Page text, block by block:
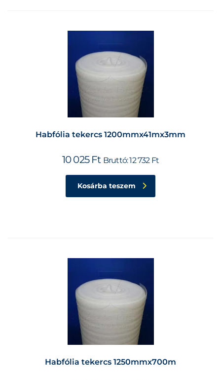
Habfólia tekercs 1200mmx41mx3mm
10 025 Ft Bruttó:12 732 Ft
Kosárba teszem
Habfólia tekercs 1250mmx700m